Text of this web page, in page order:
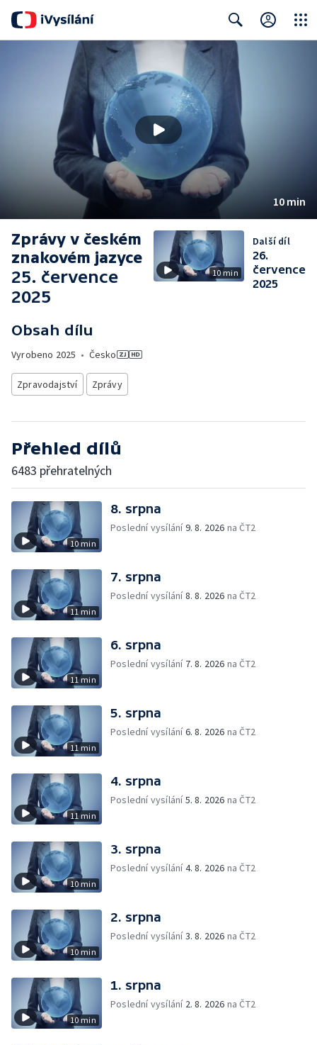
Search
10 min
Zprávy v českém
znakovém jazyce
25. července
2025
Obsah dílu
Vyrobeno 2025 • Česko
Zpravodajství Zprávy
10 min
Další díl
26.
července
2025
Přehled dílů
6483 přehratelných
10 min
8. srpna
Poslední vysílání9. 8. 2026 na ČT2
11 min
7. srpna
Poslední vysílání8. 8. 2026 na ČT2
11 min
6. srpna
Poslední vysílání 7. 8. 2026 na ČT2
11 min
5. srpna
Poslední vysílání6. 8. 2026 na ČT2
11 min
4. srpna
Poslední vysílání5. 8. 2026 na ČT2
10 min
3. srpna
Poslední vysílání4. 8. 2026 na ČT2
10 min
2. srpna
Poslední vysílání3. 8. 2026 na ČT2
10 min
1. srpna
Poslední vysílání 2. 8. 2026 na ČT2